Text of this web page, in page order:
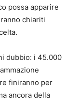
possa apparire
chiariti
dubbio: i 45.000
finiranno per
ancora della